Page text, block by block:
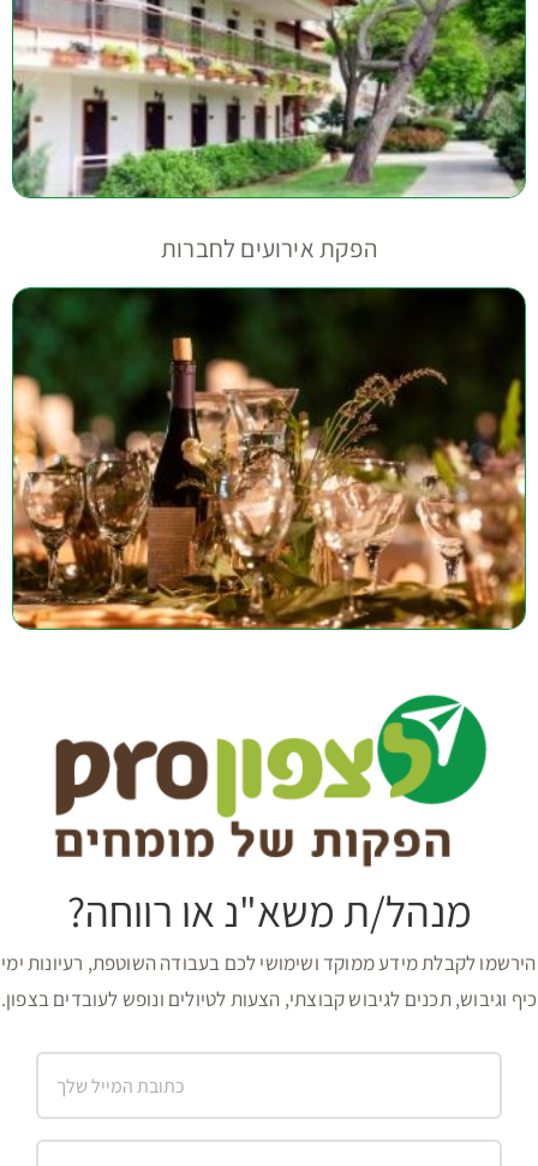
הפקת אירועים לחברות
מנהל/ת משא"נ או רווחה?
הירשמו לקבלת מידע ממוקד ושימושי לכם בעבודה השוטפת, רעיונות ימי
כיף וגיבוש, תכנים לגיבוש קבוצתי, הצעות לטיולים ונופש לעובדים בצפון.